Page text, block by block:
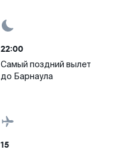
22:00
Самый поздний вылет
до Барнаула
15